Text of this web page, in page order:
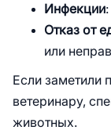
Инфекции
Отказ от
или
Если заметили
ветеринару,
животных.